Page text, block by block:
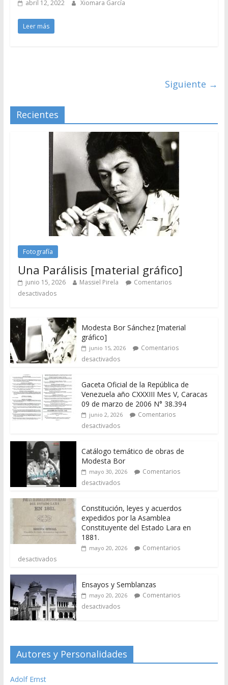
abril 12, 2022 Xiomara García
Leer más
Siguiente →
Recientes
Fotografía
Una Parálisis [material gráfico]
junio 15, 2026 Massiel Pirela
Comentarios
desactivados
Modesta Bor Sánchez [material
gráfico]
junio 15, 2026
Comentarios
desactivados
Gaceta Oficial de la República de
Venezuela año CXXXIII Mes V, Caracas
09 de marzo de 2006 N° 38.394
junio 2, 2026
Comentarios
desactivados
Catálogo temático de obras de
Modesta Bor
mayo 30, 2026
Comentarios
desactivados
Constitución, leyes y acuerdos
expedidos por la Asamblea
Constituyente del Estado Lara en
1881.
mayo 20, 2026
Comentarios
desactivados
Ensayos y Semblanzas
mayo 20, 2026
Comentarios
desactivados
Autores y Personalidades
Adolf Ernst